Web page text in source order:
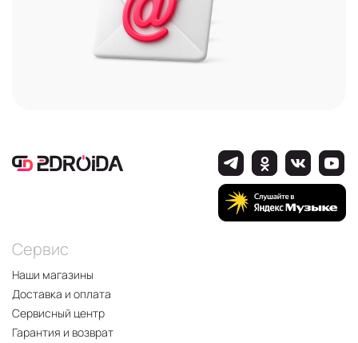
Сервис
Наши магазины
Доставка и оплата
Сервисный центр
Гарантия и возврат